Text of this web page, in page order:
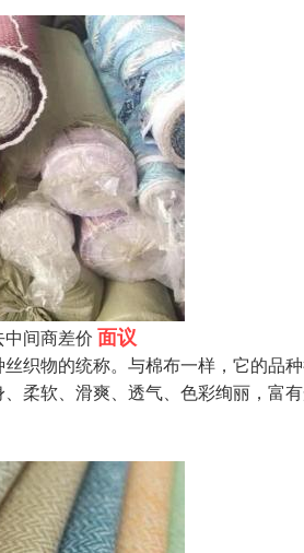
间商差价 面议
织物的统称。与棉布一样，它的品
柔软、滑爽、透气、色彩绚丽，富